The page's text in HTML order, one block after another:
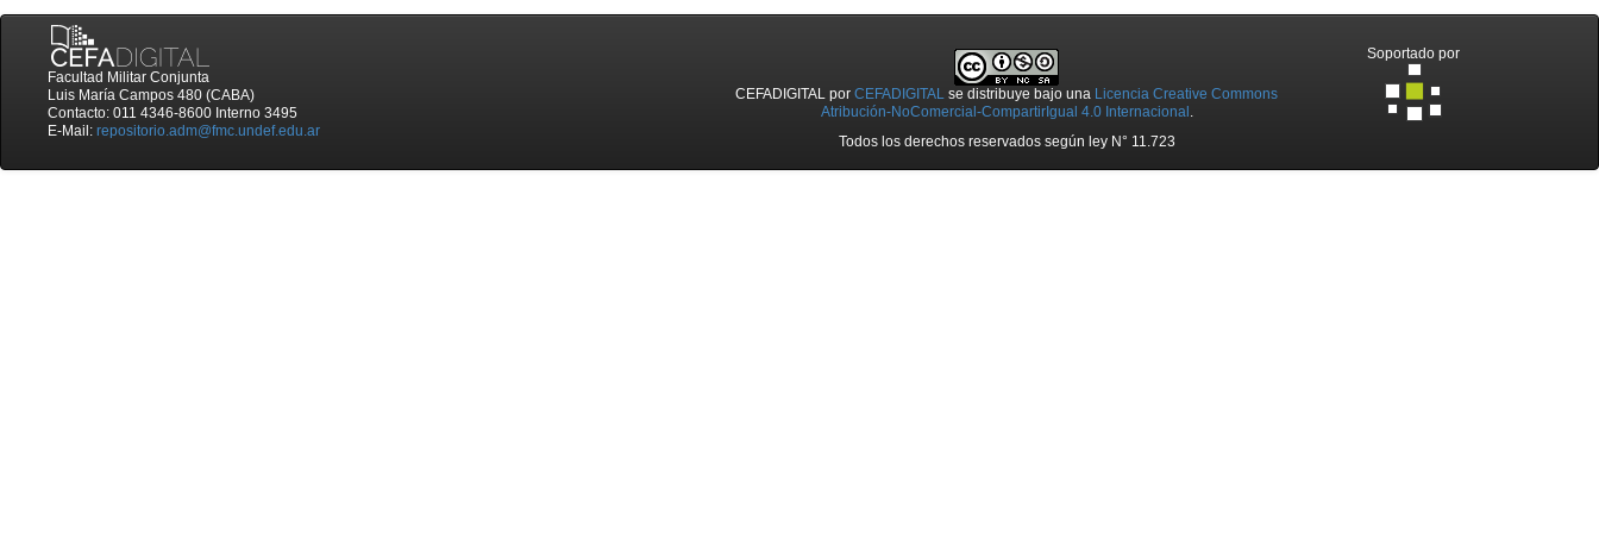
Facultad Militar Conjunta
Luis María Campos 480 (CABA)
Contacto: 011 4346-8600 Interno 3495
E-Mail: repositorio.adm@fmc.undef.edu.ar
CEFADIGITAL porCEFADIGITAL se distribuye bajo una Licencia Creative Commons
Atribución-NoComercial-CompartirIgual 4.0 Internacional .
Todos los derechos reservados según ley N° 11.723
Soportado por